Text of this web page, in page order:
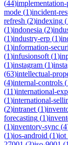
(44)implementation-
mode (1)incident-
refresh (2)indexing (
(1)indonesia (2)
(1)industry-erp (1)
(1)information-
(1)infusionsoft (1)
(1)instagram (1)
(63)intellectual-
(4)internal-controls (
(11)international-
(1)international-
(2)intranet (1)
forecasting (1)
(1)inventory-sync (4
(1)ios-android (1)iot